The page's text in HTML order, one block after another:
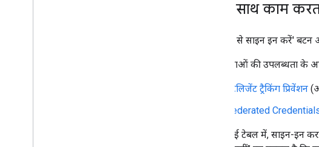
इनके साथ काम
'Google से साइन इन करें' बटन
इन सुविधाओं की उपलब्धता के
इंटेलिजेंट ट्रैकिंग प्रिवेंशन
Federated
नीचे दी गई टेबल में, साइन-इन